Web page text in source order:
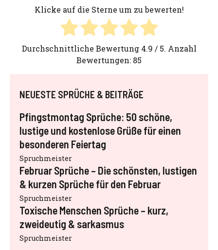
Klicke auf die Sterne um zu bewerten!
Durchschnittliche Bewertung 4.9 / 5. Anzahl
Bewertungen: 85
NEUESTE SPRÜCHE & BEITRÄGE
Pfingstmontag Sprüche: 50 schöne,
lustige und kostenlose Grüße für einen
besonderen Feiertag
Spruchmeister
Februar Sprüche – Die schönsten, lustigen
& kurzen Sprüche für den Februar
Spruchmeister
Toxische Menschen Sprüche – kurz,
zweideutig & sarkasmus
Spruchmeister